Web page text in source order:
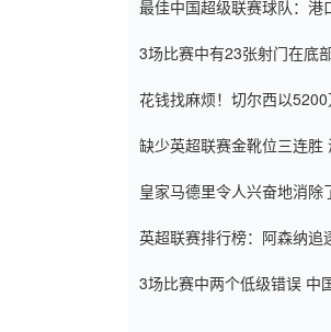
最佳中国超级联赛球队：港
（Taishan）
3场比赛中有23张射门在底
花钱找麻烦！切尔西以
窗口
缺少英超联赛金靴位三连胜
皇家马德里令人兴奋地消除
英超联赛排行榜：阿森纳追
3场比赛中两个低级错误 中